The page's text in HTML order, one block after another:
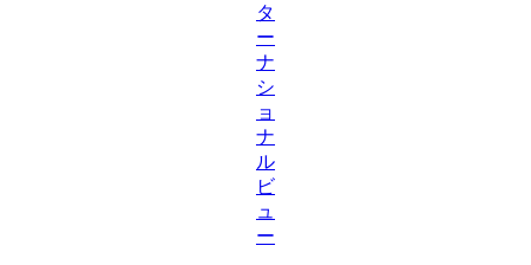
タ
ー
ナ
シ
ョ
ナ
ル
ビ
ュ
ー